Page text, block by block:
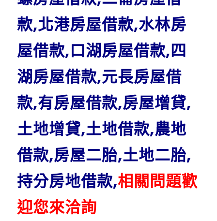
款,北港房屋借款,水林房
屋借款,口湖房屋借款,四
湖房屋借款,元長房屋借
款,有房屋借款,房屋增貸,
土地增貸,土地借款,農地
借款,房屋二胎,土地二胎,
持分房地借款,相關問題歡
迎您來洽詢